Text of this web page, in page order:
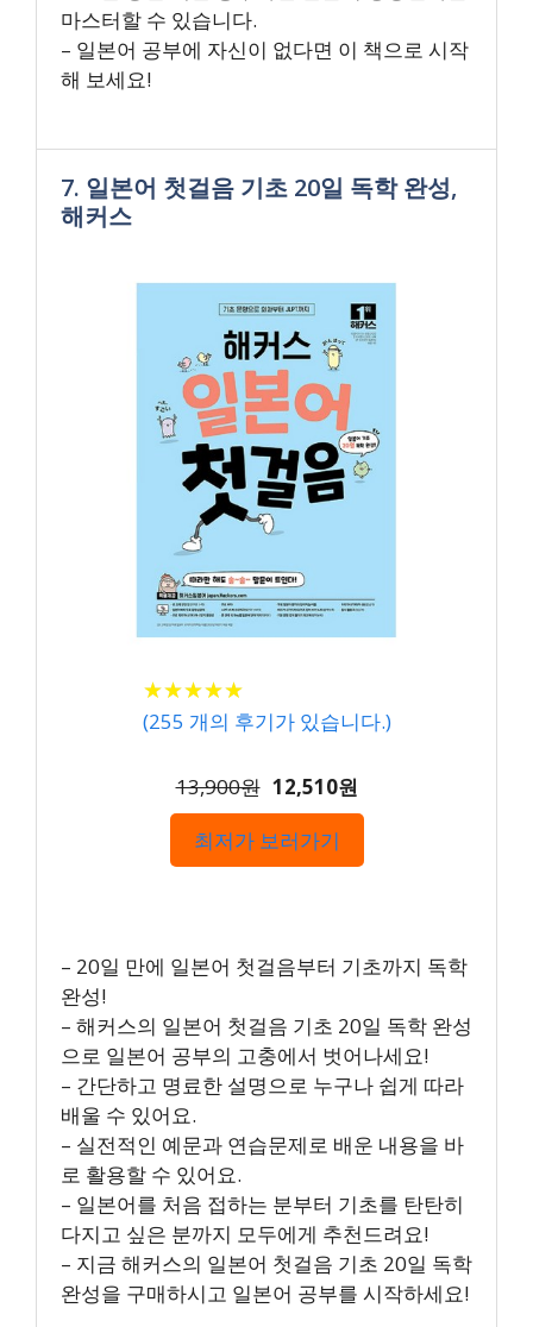
마스터할 수 있습니다.
– 일본어 공부에 자신이 없다면 이 책으로 시작
해 보세요!
7. 일본어 첫걸음 기초 20일 독학 완성,
해커스
★★★★★
★★★★★
(255 개의 후기가 있습니다.)
13,900원 12,510원
최저가 보러가기
– 20일 만에 일본어 첫걸음부터 기초까지 독학
완성!
– 해커스의 일본어 첫걸음 기초 20일 독학 완성
으로 일본어 공부의 고충에서 벗어나세요!
– 간단하고 명료한 설명으로 누구나 쉽게 따라
배울 수 있어요.
– 실전적인 예문과 연습문제로 배운 내용을 바
로 활용할 수 있어요.
– 일본어를 처음 접하는 분부터 기초를 탄탄히
다지고 싶은 분까지 모두에게 추천드려요!
– 지금 해커스의 일본어 첫걸음 기초 20일 독학
완성을 구매하시고 일본어 공부를 시작하세요!